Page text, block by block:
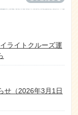
ミックスジ
HAPPY
ライトクルーズ運
せ（2026年3月1日